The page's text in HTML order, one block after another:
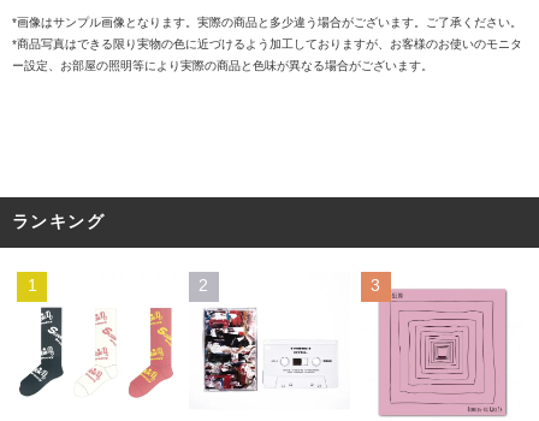
*画像はサンプル画像となります。実際の商品と多少違う場合がございます。ご了承ください。
*商品写真はできる限り実物の色に近づけるよう加工しておりますが、お客様のお使いのモニタ
ー設定、お部屋の照明等により実際の商品と色味が異なる場合がございます。
ランキング
1 2 3